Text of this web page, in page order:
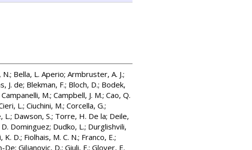
N.; Bella, L. Aperio; Armbruster, A. J.;
J. de; Blekman, F.; Bloch, D.; Bodek,
Campanelli, M.; Campbell, J. M.; Cao, Q.
L.; Ciuchini, M.; Corcella, G.;
L.; Dawson, S.; Torre, H. De la; Deile,
D. Dominguez; Dudko, L.; Durglishvili,
K. D.; Fiolhais, M. C. N.; Franco, E.;
De; Giljanovic, D.; Giuli, F.; Glover, E.